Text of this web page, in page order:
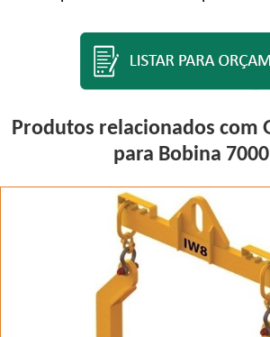
Produtos relacionados com
para Bobina